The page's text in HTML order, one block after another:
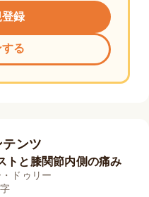
録
る
ンツ
トと膝関節内側の痛み
ドゥリー